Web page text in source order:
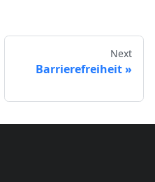
Next
Barrierefreiheit